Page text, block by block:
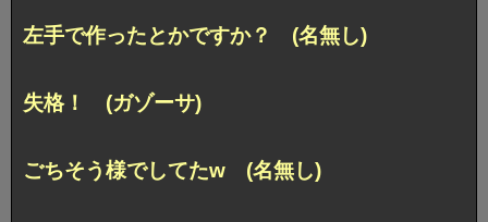
左手で作ったとかですか？ (名無し)
失格！ (ガゾーサ)
ごちそう様でしてたw (名無し)